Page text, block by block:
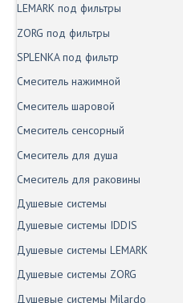
LEMARK под фильтры
ZORG под фильтры
SPLENKA под фильтр
Смеситель нажимной
Смеситель шаровой
Смеситель сенсорный
Смеситель для душа
Смеситель для раковины
Душевые системы
Душевые системы IDDIS
Душевые системы LEMARK
Душевые системы ZORG
Душевые системы Milardo